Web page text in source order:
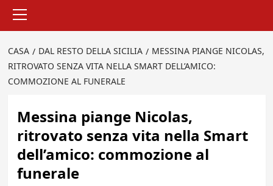
principale
CASA DAL RESTO DELLA SICILIA
MESSINA PIANGE NICOLAS,
RITROVATO SENZA VITA NELLA SMART DELL’AMICO:
COMMOZIONE AL FUNERALE
Messina piange Nicolas,
ritrovato senza vita nella Smart
dell’amico: commozione al
funerale